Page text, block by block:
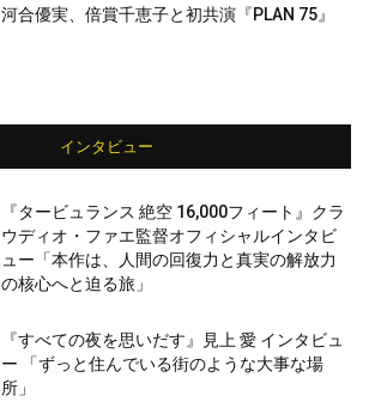
河合優実、倍賞千恵子と初共演『PLAN 75』
インタビュー
『タービュランス 絶空 16,000フィート』クラ
ウディオ・ファエ監督オフィシャルインタビ
ュー「本作は、人間の回復力と真実の解放力
の核心へと迫る旅」
『すべての夜を思いだす』見上 愛 インタビュ
ー 「ずっと住んでいる街のような大事な場
所」